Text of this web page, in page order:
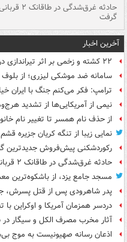
حادثه غرق‌شدگی در طاقانک ۲
گرفت
آخرین اخبار
۲۲ کشته و زخمی بر اثر تیراندازی در یک مدرسه در تایلند+ فیلم
سامانه ضد موشکی لیزری؛ از
ترامپ: فکر می‌کنم جنگ با ایران
نیمی از آمریکایی‌ها از تشدید
از حذف نام همسر تا تغییر نام
نمایی زیبا از تنگه کریان جزیره قشم
رکوردشکنی پیش‌فروش
حادثه غرق‌شدگی در طاقانک ۲ قربانی گرفت
مسجد جامع یزد، از باشکوه‌ترین
پدر شاهرودی پس از قتل پسرش،
دردسر همزمان آمریکا و اوکراین
آثار مخرب مصرف الکل و سیگار در
اذعان رسانه صهیونیست به موج